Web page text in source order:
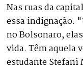
Nas ruas da
essa indignação.
no Bolsonaro,
vida. Têm aquela
estudante Stefani